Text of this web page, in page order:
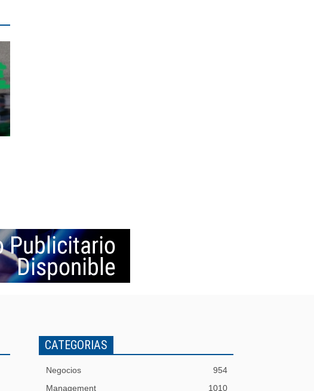
CATEGORIAS
Negocios
954
Management
1010